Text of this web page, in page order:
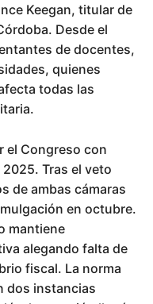
Keegan, titular de
Desde el
de docentes,
quienes
todas las
el Congreso con
Tras el veto
de ambas cámaras
en octubre.
mantiene
alegando falta de
fiscal. La norma
dos instancias